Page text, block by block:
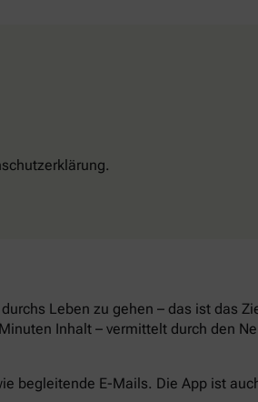
Leben zu gehen – das ist das
Inhalt – vermittelt durch den
begleitende E-Mails. Die App ist